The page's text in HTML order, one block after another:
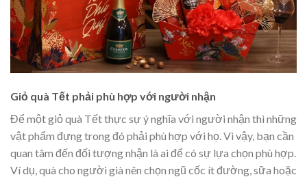
Giỏ quà Tết phải phù hợp với người nhận
Để một giỏ quà Tết thực sự ý nghĩa với người nhận thì những
vật phẩm đựng trong đó phải phù hợp với họ. Vì vậy, bạn cần
quan tâm đến đối tượng nhận là ai để có sự lựa chọn phù hợp.
Ví dụ, quà cho người già nên chọn ngũ cốc ít đường, sữa hoặc